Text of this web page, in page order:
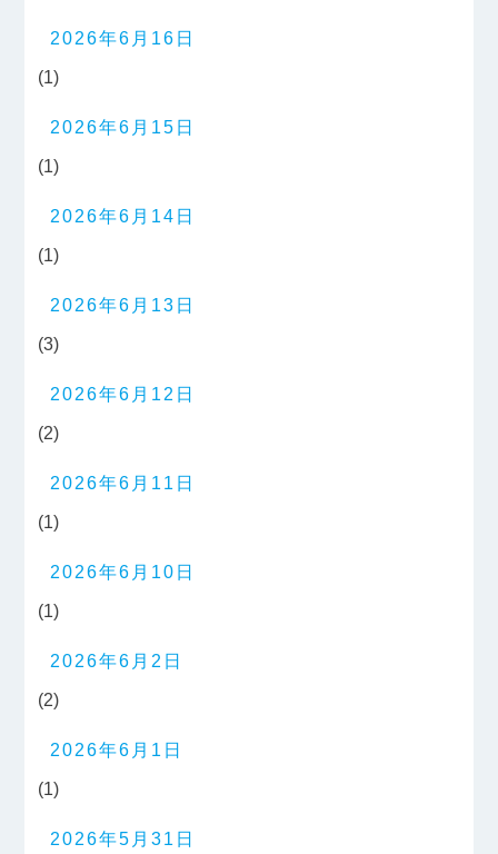
2026年6月16日
(1)
2026年6月15日
(1)
2026年6月14日
(1)
2026年6月13日
(3)
2026年6月12日
(2)
2026年6月11日
(1)
2026年6月10日
(1)
2026年6月2日
(2)
2026年6月1日
(1)
2026年5月31日